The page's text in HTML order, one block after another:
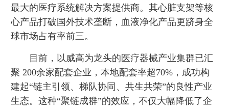
最大的医疗系统解决方案提供商。其心脏支架等核
心产品打破国外技术垄断，血液净化产品更跻身全
球市场占有率前三。
目前，以威高为龙头的医疗器械产业集群已汇
聚 200余家配套企业，本地配套率超70%，成功构
建起“链主引领、梯队协同、共生共荣”的良性产业
生态。这种“聚链成群”的效应，不仅大幅降低了企